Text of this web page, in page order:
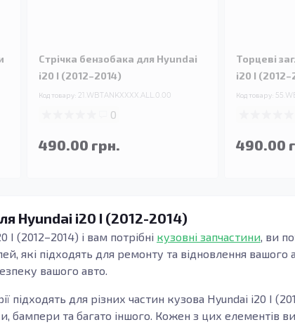
Стрічка бензобака для Hyundai
i20 I (2012–2014)
Код товару: 21.WBTANKXXXX.ALL.0.00
0
490.00 грн.
Торцеві
i20 I
Код товару:
490.00
Hyundai i20 I (2012-2014)
(2012–2014) і вам потрібні кузовні запчастини, ви
які підходять для ремонту та відновлення вашого
вашого авто.
підходять для різних частин кузова Hyundai i20 I
бампери та багато іншого. Кожен з цих